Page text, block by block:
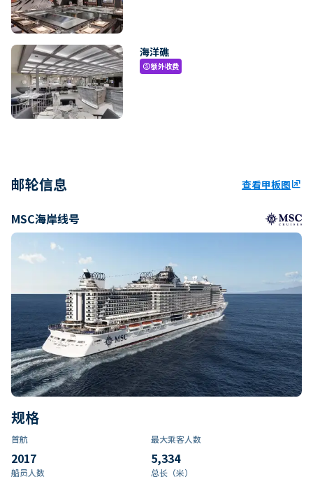
海洋礁
paid额外收费
邮轮信息 查看甲板图ungroup
MSC海岸线号
规格
首航
2017
最大乘客人数
5,334
船员人数 总长（米）